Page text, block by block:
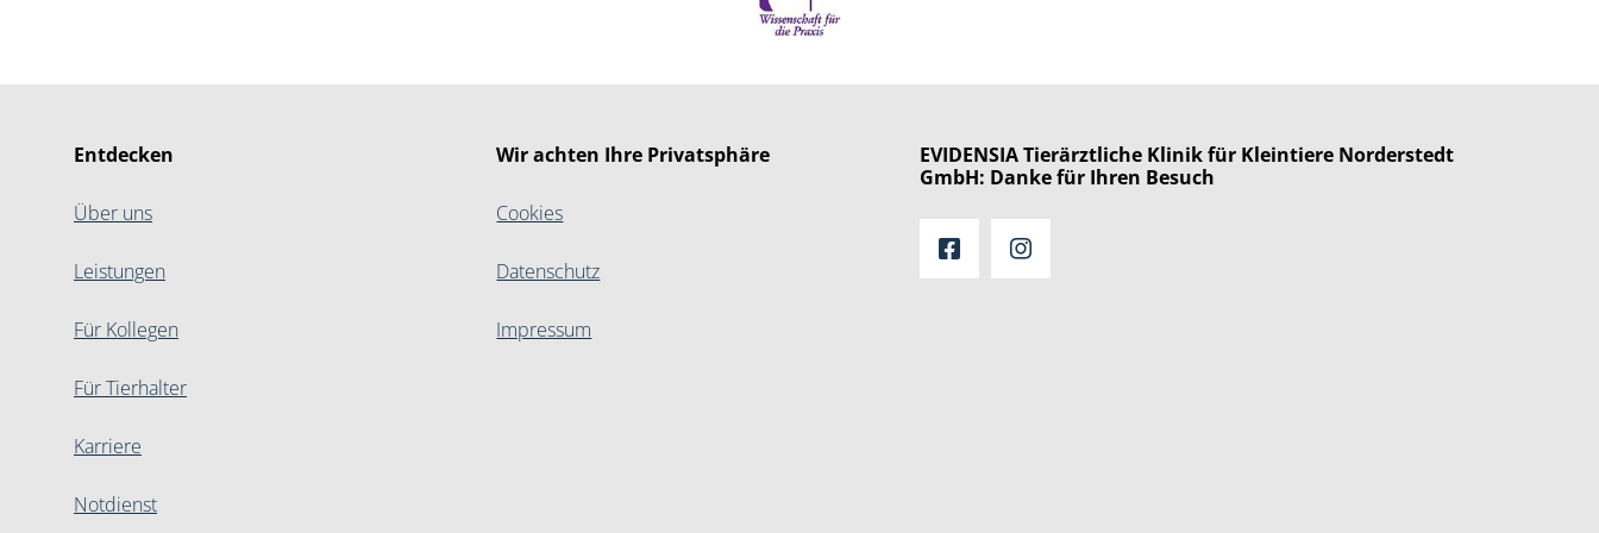
Entdecken
Über uns
Leistungen
Für Kollegen
Für Tierhalter
Karriere
Notdienst
Wir achten Ihre Privatsphäre
Cookies
Datenschutz
Impressum
EVIDENSIA Tierärztliche Klinik für Kleintiere Norderstedt
GmbH: Danke für Ihren Besuch